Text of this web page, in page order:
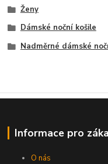
Ženy
Dámské noční košile
Nadměrné dámské
Informace pro
O nás